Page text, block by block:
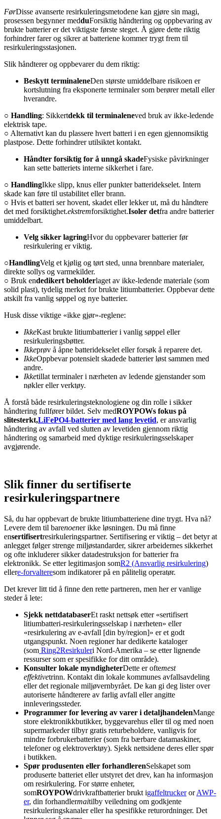
FørDisse avanserte resirkuleringsmetodene kan gjøre sin magi,
prosessen begynner medduForsiktig håndtering og oppbevaring av
brukte batterier er det viktigste første steget. Å gjøre dette riktig
forhindrer farer og sikrer at batteriene kommer trygt frem til
resirkuleringsstasjonen.
Slik håndterer og oppbevarer du dem riktig:
Beskytt terminaleneDen største umiddelbare risikoen er
kortslutning fra eksponerte terminaler som berører metall eller
hverandre.
○ Handling: Sikkertdekk til terminaleneved bruk av ikke-ledende
elektrisk tape.
○ Alternativt kan du plassere hvert batteri i en egen gjennomsiktig
plastpose. Dette forhindrer utilsiktet kontakt.
Håndter forsiktig for å unngå skadeFysiske påvirkninger
kan sette batteriets interne sikkerhet i fare.
○ HandlingIkke slipp, knus eller punkter batteridekselet. Intern
skade kan føre til ustabilitet eller brann.
○ Hvis et batteri ser hovent, skadet eller lekker ut, må du håndtere
det med forsiktighet.ekstremforsiktighet.Isoler detfra andre batterier
umiddelbart.
Velg sikker lagringHvor du oppbevarer batterier før
resirkulering er viktig.
○HandlingVelg et kjølig og tørt sted, unna brennbare materialer,
direkte sollys og varmekilder.
○ Bruk endedikert beholderlaget av ikke-ledende materiale (som
solid plast), tydelig merket for brukte litiumbatterier. Oppbevar dette
atskilt fra vanlig søppel og nye batterier.
Husk disse viktige «ikke gjør»-reglene:
IkkeKast brukte litiumbatterier i vanlig søppel eller
resirkuleringsbøtter.
Ikkeprøv å åpne batteridekselet eller forsøk å reparere det.
IkkeOppbevar potensielt skadede batterier løst sammen med
andre.
Ikketillat terminaler i nærheten av ledende gjenstander som
nøkler eller verktøy.
Å forstå både resirkuleringsteknologiene og din rolle i sikker
håndtering fullfører bildet. Selv medROYPOWs fokus på
slitesterkt,LiFePO4-batterier med lang levetid, er ansvarlig
håndtering av avfall ved slutten av levetiden gjennom riktig
håndtering og samarbeid med dyktige resirkuleringsselskaper
avgjørende.
Slik finner du sertifiserte
resirkuleringspartnere
Så, du har oppbevart de brukte litiumbatteriene dine trygt. Hva nå?
Levere dem til barenoener ikke løsningen. Du må finne
ensertifisertresirkuleringspartner. Sertifisering er viktig – det betyr at
anlegget følger strenge miljøstandarder, sikrer arbeidernes sikkerhet
og ofte inkluderer sikker datadestruksjon for batterier fra
elektronikk. Se etter legitimasjon somR2 (Ansvarlig resirkulering)
ellere-forvalteresom indikatorer på en pålitelig operatør.
Det krever litt tid å finne den rette partneren, men her er vanlige
steder å lete:
Sjekk nettdatabaserEt raskt nettsøk etter «sertifisert
litiumbatteri-resirkuleringsselskap i nærheten» eller
«resirkulering av e-avfall [din by/region]» er et godt
utgangspunkt. Noen regioner har dedikerte kataloger
(som Ring2Resirkuleri Nord-Amerika – se etter lignende
ressurser som er spesifikke for ditt område).
Konsulter lokale myndigheterDette er oftemest
effektivetrinn. Kontakt din lokale kommunes avfallsavdeling
eller det regionale miljøvernbyrået. De kan gi deg lister over
autoriserte håndterere av farlig avfall eller angitte
innleveringssteder.
Programmer for levering av varer i detaljhandelenMange
store elektronikkbutikker, byggevarehus eller til og med noen
supermarkeder tilbyr gratis returbeholdere, vanligvis for
mindre forbrukerbatterier (som fra bærbare datamaskiner,
telefoner og elektroverktøy). Sjekk nettsidene deres eller spør
i butikken.
Spør produsenten eller forhandlerenSelskapet som
produserte batteriet eller utstyret det drev, kan ha informasjon
om resirkulering. For større enheter,
somROYPOWdrivkraftbatterier brukt igaffeltruckerorAWP-
er, din forhandlermaitilby veiledning om godkjente
resirkuleringskanaler eller ha spesifikke returordninger. Det